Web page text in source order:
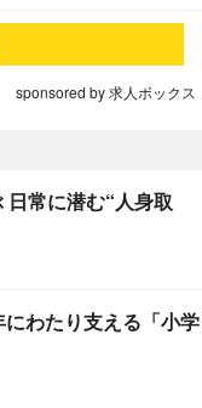
sponsored by 求人ボックス
日常に潜む“人身取
わたり支える「小学